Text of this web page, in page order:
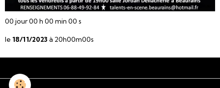
00 jour00 h 00 min 00 s
le 18/11/2023 à 20h00m00s